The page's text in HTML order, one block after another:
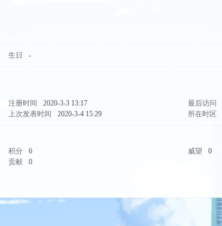
生日 -
注册时间 2020-3-3 13:17 最后访问
上次发表时间 2020-3-4 15:29 所在时区
积分 6 威望
0
贡献 0